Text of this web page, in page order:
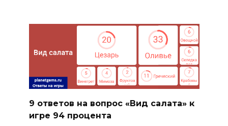
9 ответов на вопрос «Вид салата» к
игре 94 процента